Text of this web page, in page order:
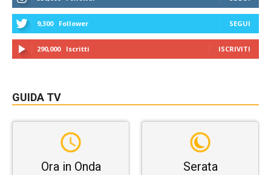
9,300 Follower SEGUI
290,000 Iscritti ISCRIVITI
GUIDA TV
Ora in Onda Serata